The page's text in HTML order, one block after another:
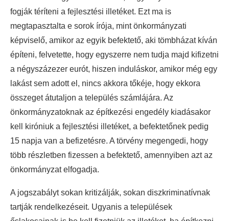
fogják téríteni a fejlesztési illetéket. Ezt ma is
megtapasztalta e sorok írója, mint önkormányzati
képviselő, amikor az egyik befektető, aki tömbházat kíván
építeni, felvetette, hogy egyszerre nem tudja majd kifizetni
a négyszázezer eurót, hiszen induláskor, amikor még egy
lakást sem adott el, nincs akkora tőkéje, hogy ekkora
összeget átutaljon a település számlájára. Az
önkormányzatoknak az építkezési engedély kiadásakor
kell kiróniuk a fejlesztési illetéket, a befektetőnek pedig
15 napja van a befizetésre. A törvény megengedi, hogy
több részletben fizessen a befektető, amennyiben azt az
önkormányzat elfogadja.
A jogszabályt sokan kritizálják, sokan diszkriminatívnak
tartják rendelkezéseit. Ugyanis a települések